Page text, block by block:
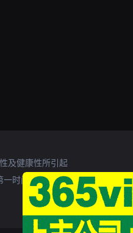
及健康性所引起
一时间处理。